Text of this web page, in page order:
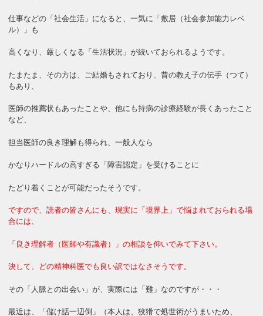
仕事などの「社会生活」になると、一気に「敷居（社会参加能力レベ
ル）」も
高くなり、厳しくなる「生活状況」が続いておられるようです。
たまたま、その方は、ご結婚もされており、昔の教え子の伝手（つて）
もあり、
医師の推薦状もあったことや、他にも持病の診療経験が長くあったこと
など、
担当医師の良き理解も得られ、一般人なら
かなりハードルの高すぎる「障害認定」を受けることに
たどり着くことが可能だったそうです。
ですので、読者の皆さんにも、現実に「境界上」で悩まれておられる場
合には、
「良き理解者（医師や有識者）」の相談を仰いでみて下さい。
決して、どの精神科医でも良い訳ではなさそうです。
その「人脈との出会い」が、実際には「難」なのですが・・・
最近は、「儲け話一辺倒」（本人は、狡猾で処世術がうまいため、